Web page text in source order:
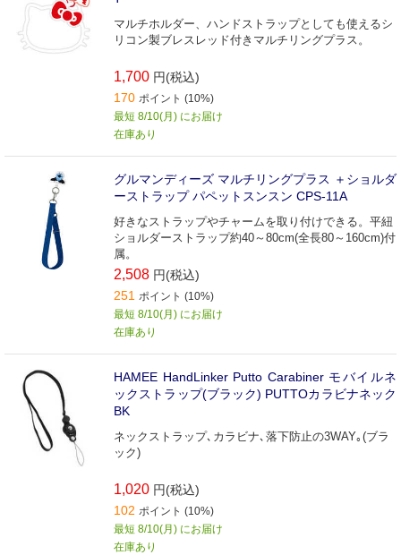
マルチホルダー、ハンドストラップとしても使えるシ
リコン製ブレスレッド付きマルチリングプラス。
1,700 円(税込)
170 ポイント (10%)
最短 8/10(月) にお届け
在庫あり
グルマンディーズ マルチリングプラス ＋ショルダ
ーストラップ パペットスンスン CPS-11A
好きなストラップやチャームを取り付けできる。平紐
ショルダーストラップ約40～80cm(全長80～160cm)付
属。
2,508 円(税込)
251 ポイント (10%)
最短 8/10(月) にお届け
在庫あり
HAMEE HandLinker Putto Carabiner モバイルネ
ックストラップ(ブラック) PUTTOカラビナネック
BK
ネックストラップ､カラビナ､落下防止の3WAY｡(ブラ
ック)
1,020 円(税込)
102 ポイント (10%)
最短 8/10(月) にお届け
在庫あり